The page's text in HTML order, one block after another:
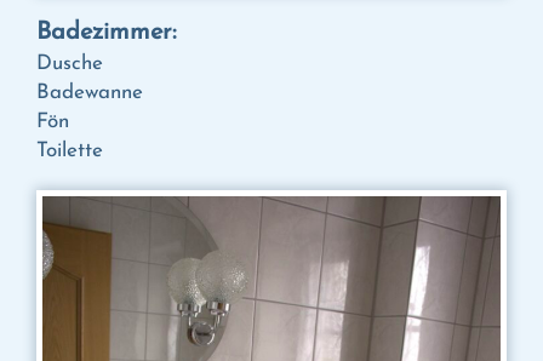
Badezimmer:
Dusche
Badewanne
Fön
Toilette